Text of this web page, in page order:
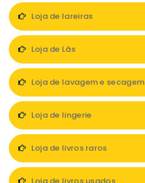
Loja de lareiras
Loja de Lãs
Loja de lavagem e secagem
Loja de lingerie
Loja de livros raros
Loja de livros usados